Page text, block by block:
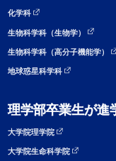
化学科
生物科学科（生物学）
生物科学科（高分子機能学）
地球惑星科学科
理学部卒業生が進
大学院理学院
大学院生命科学院